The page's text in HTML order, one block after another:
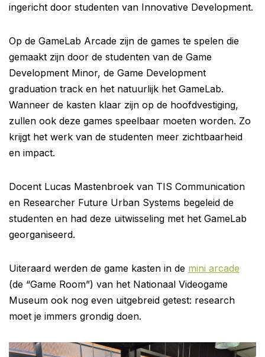
ingericht door studenten van Innovative Development.
Op de GameLab Arcade zijn de games te spelen die
gemaakt zijn door de studenten van de Game
Development Minor, de Game Development
graduation track en het natuurlijk het GameLab.
Wanneer de kasten klaar zijn op de hoofdvestiging,
zullen ook deze games speelbaar moeten worden. Zo
krijgt het werk van de studenten meer zichtbaarheid
en impact.
Docent Lucas Mastenbroek van TIS Communication
en Researcher Future Urban Systems begeleid de
studenten en had deze uitwisseling met het GameLab
georganiseerd.
Uiteraard werden de game kasten in de mini arcade
(de “Game Room”) van het Nationaal Videogame
Museum ook nog even uitgebreid getest: research
moet je immers grondig doen.